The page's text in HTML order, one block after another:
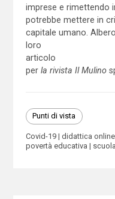
imprese e rimettendo
potrebbe mettere in
capitale umano.
loro
articolo
per la rivista Il Mulino
Punti di vista
Covid-19 didattica online
povertà educativa
scuola